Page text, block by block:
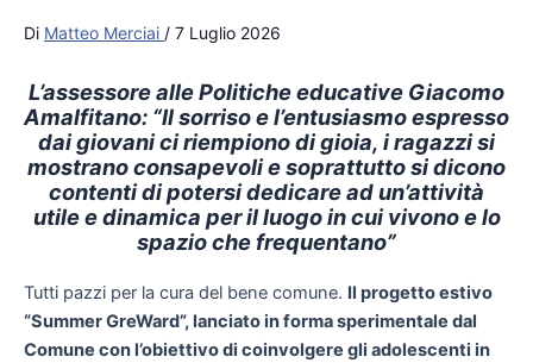
Di Matteo Merciai / 7 Luglio 2026
L’assessore alle Politiche educative Giacomo
Amalfitano: “Il sorriso e l’entusiasmo espresso
dai giovani ci riempiono di gioia, i ragazzi si
mostrano consapevoli e soprattutto si dicono
contenti di potersi dedicare ad un’attività
utile e dinamica per il luogo in cui vivono e lo
spazio che frequentano”
Tutti pazzi per la cura del bene comune. Il progetto estivo
“Summer GreWard”, lanciato in forma sperimentale dal
Comune con l’obiettivo di coinvolgere gli adolescenti in